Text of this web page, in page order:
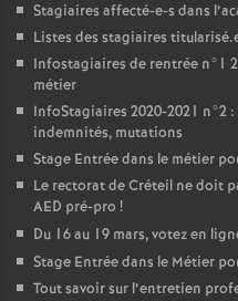
Stagiaires affecté-e-s dans
Listes des stagiaires
Infostagiaires de rentrée n°1
métier
InfoStagiaires 2020-2021 n°2
indemnités, mutations
Stage Entrée dans le métier
Le rectorat de Créteil ne doit
AED pré-pro !
Du 16 au 19 mars, votez en
Stage Entrée dans le Métier
Tout savoir sur l’entretien